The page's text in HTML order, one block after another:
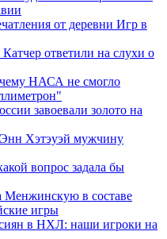
от деревни Игр в
ответили на слухи о
НАСА не смогло
завоевали золото на
Хэтэуэй мужчину
вопрос задала бы
в составе
игры
в НХЛ: наши игроки на